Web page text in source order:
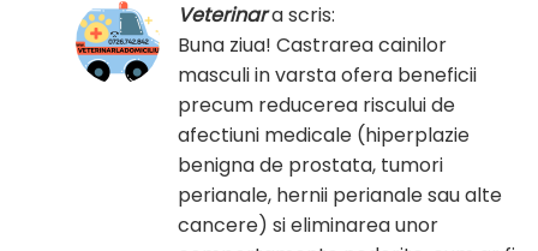
Veterinara scris:
Buna ziua! Castrarea cainilor
masculi in varsta ofera beneficii
precum reducerea riscului de
afectiuni medicale (hiperplazie
benigna de prostata, tumori
perianale, hernii perianale sau alte
cancere) si eliminarea unor